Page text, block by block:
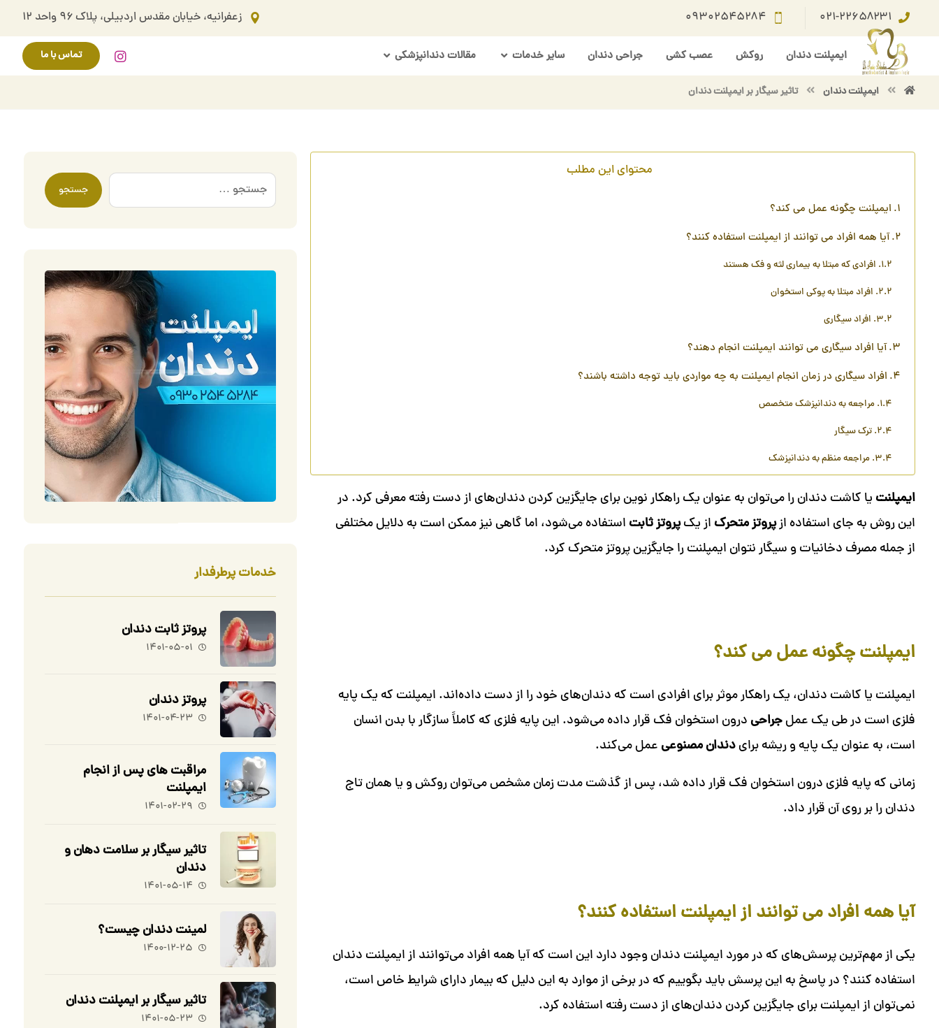
۰۲۱-۲۲۶۵۸۲۳۱ ۰۹۳۰۲۵۴۵۲۸۴ زعفرانیه، خیابان مقدس اردبیلی، پلاک ۹۶ واحد ۱۲
ایمپلنت دندان روکش عصب کشی جراحی دندان سایر خدمات مقالات دندانپزشکی تماس با ما
ايمپلنت دندان تاثیر سیگار بر ایمپلنت دندان
محتوای این مطلب
ایمپلنت چگونه عمل می کند؟
آیا همه افراد می توانند از ایمپلنت استفاده کنند؟
افرادی که مبتلا به بیماری لثه و فک هستند
افراد مبتلا به پوکی استخوان
افراد سیگاری
آیا افراد سیگاری می توانند ایمپلنت انجام دهند؟
افراد سیگاری در زمان انجام ایمپلنت به چه مواردی باید توجه داشته باشند؟
مراجعه به دندانپزشک متخصص
ترک سیگار
مراجعه منظم به دندانپزشک
ایمپلنت یا کاشت دندان را می‌توان به عنوان یک راهکار نوین برای جایگزین کردن دندان‌های از دست رفته معرفی کرد. در
این روش به جای استفاده ازپروتز متحرک از یکپروتز ثابت استفاده می‌شود، اما گاهی نیز ممکن است به دلایل مختلفی
از جمله مصرف دخانیات و سیگار نتوان ایمپلنت را جایگزین پروتز متحرک کرد.
ایمپلنت چگونه عمل می کند؟
ایمپلنت یا کاشت دندان، یک راهکار موثر برای افرادی است که دندان‌های خود را از دست داده‌اند. ایمپلنت که یک پایه
فلزی است در طی یک عملجراحی درون استخوان فک قرار داده می‌شود. این پایه فلزی که کاملاً سازگار با بدن انسان
است، به عنوان یک پایه و ریشه برایدندان مصنوعی عمل می‌کند.
زمانی که پایه فلزی درون استخوان فک قرار داده شد، پس از گذشت مدت زمان مشخص می‌توان روکش و یا همان تاج
دندان را بر روی آن قرار داد.
آیا همه افراد می توانند از ایمپلنت استفاده کنند؟
یکی از مهم‌ترین پرسش‌های که در مورد ایمپلنت دندان وجود دارد این است که آیا همه افراد می‌توانند از ایمپلنت دندان
استفاده کنند؟ در پاسخ به این پرسش باید بگوییم که در برخی از موارد به این دلیل که بیمار دارای شرایط خاص است،
نمی‎‌توان از ایمپلنت برای جایگزین کردن دندان‌های از دست رفته استفاده کرد.
جستجو
خدمات پرطرفدار
پروتز ثابت دندان
۱۴۰۱-۰۵-۰۱
پروتز دندان
۱۴۰۱-۰۴-۲۳
مراقبت های پس از انجام
ایمپلنت
۱۴۰۱-۰۲-۲۹
تاثیر سیگار بر سلامت دهان و
دندان
۱۴۰۱-۰۵-۱۴
لمینت دندان چیست؟
۱۴۰۰-۱۲-۲۵
تاثیر سیگار بر ایمپلنت دندان
۱۴۰۱-۰۵-۲۳